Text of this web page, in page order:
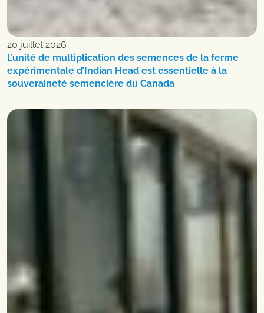
20 juillet 2026
L’unité de multiplication des semences de la ferme
expérimentale d’Indian Head est essentielle à la
souveraineté semencière du Canada